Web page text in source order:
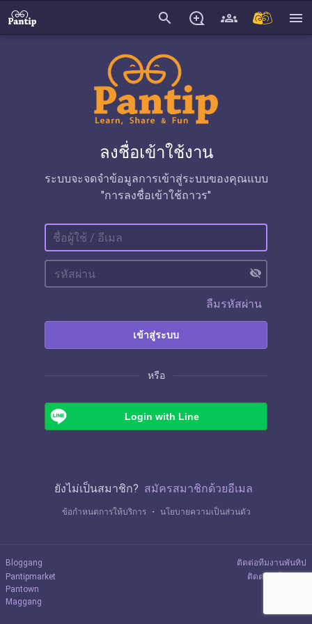
search menu
ลงชื่อเข้าใช้งาน
ระบบจะจดจำข้อมูลการเข้าสู่ระบบของคุณแบบ
"การลงชื่อเข้าใช้ถาวร"
visibility_off
ลืมรหัสผ่าน
เข้าสู่ระบบ
หรือ
Login with Line
ยังไม่เป็นสมาชิก? สมัครสมาชิกด้วยอีเมล
ข้อกำหนดการให้บริการ ・ นโยบายความเป็นส่วนตัว
Bloggang
Pantipmarket
Pantown
Maggang
ติดต่อทีมงานพันทิป
ติดต่อลงโฆษณา